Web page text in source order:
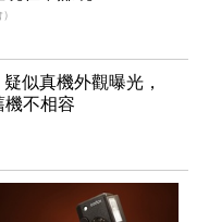
似真機外觀曝光，
機不相容